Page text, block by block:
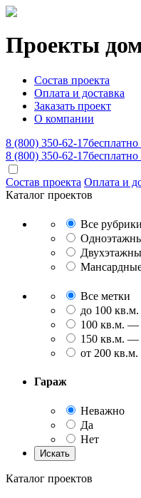
Проекты
Состав проекта
Оплата и доставка
Заказать проект
О компании
8 (800) 350-62-17
8 (800) 350-62-17
Состав проекта Оплата и
Каталог проектов
Все рубрики
Все метки
до 100 кв.м.
100 кв.м. —
150 кв.м. —
от 200 кв.м.
Гараж
Неважно
Да
Нет
Каталог проектов